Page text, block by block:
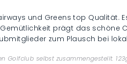
und Greens top Qualität.
prägt das schöne
zum Plausch bei
Golfclub selbst zusammengestellt.